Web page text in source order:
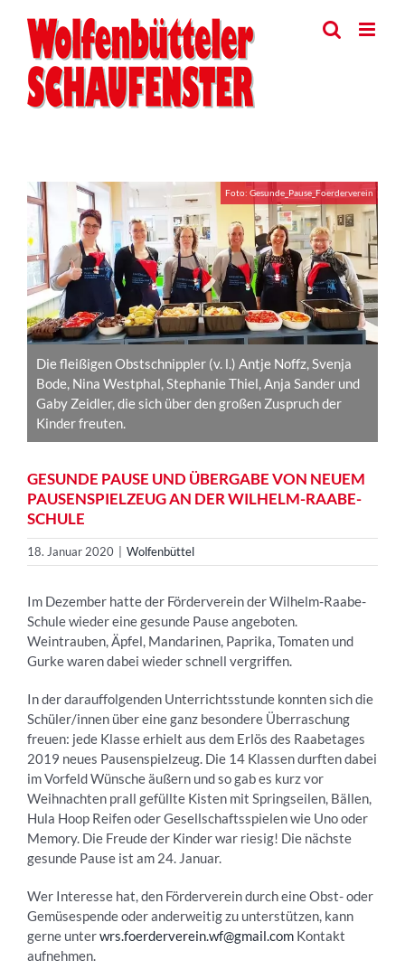
content
View
Larger
Image
Die fleißigen Obstschnippler (v. l.) Antje Noffz, Svenja
Bode, Nina Westphal, Stephanie Thiel, Anja Sander und
Gaby Zeidler, die sich über den großen Zuspruch der
Kinder freuten.
Foto: Gesunde_Pause_Foerderverein
GESUNDE PAUSE UND ÜBERGABE VON NEUEM
PAUSENSPIELZEUG AN DER WILHELM-RAABE-
SCHULE
18. Januar 2020 Wolfenbüttel
Im Dezember hat­te der Förderverein der Wilhelm-Raabe-
Schule wieder eine gesunde Pause angeboten.
Weintrauben, Äpfel, Mandarinen, Paprika, Tomaten und
Gurke waren dabei wieder schnell vergriffen.
In der darauffolgenden Unterrichtsstunde konnten sich die
Schüler/innen über eine ganz besondere Überraschung
freuen: jede Klasse erhielt aus dem Erlös des Raabetages
2019 neues Pausenspielzeug. Die 14 Klassen durften dabei
im Vorfeld Wünsche äußern und so gab es kurz vor
Weihnachten prall gefüllte Kisten mit Springseilen, Bällen,
Hula Hoop Reifen oder Gesellschaftsspielen wie Uno oder
Memory. Die Freude der Kinder war riesig! Die nächste
gesunde Pause ist am 24. Januar.
Wer Interesse hat, den Förderverein durch eine Obst- oder
Gemüsespende oder anderweitig zu unterstützen, kann
gerne unterwrs.foerderverein.wf@gmail.com Kontakt
aufnehmen.